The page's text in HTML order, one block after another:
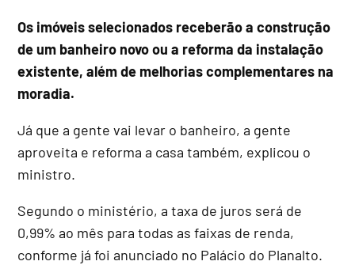
Os imóveis selecionados receberão a construção
de um banheiro novo ou a reforma da instalação
existente, além de melhorias complementares na
moradia.
Já que a gente vai levar o banheiro, a gente
aproveita e reforma a casa também, explicou o
ministro.
Segundo o ministério, a taxa de juros será de
0,99% ao mês para todas as faixas de renda,
conforme já foi anunciado no Palácio do Planalto.